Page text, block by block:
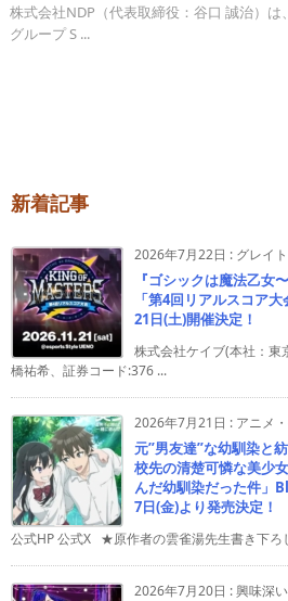
株式会社NDP（代表取締役：谷口 誠治）
グループ S ...
新着記事
2026年7月22日 : グレイト
『ゴシックは魔法乙女
「第4回リアルスコア
21日(土)開催決定！
株式会社ケイブ(本社：東
橋祐希、証券コード:376 ...
2026年7月21日 : アニメ
元”男友達”な幼馴染と
校先の清楚可憐な美少
んだ幼馴染だった件」
7日(金)より発売決定！
公式HP 公式X ★原作者の雲雀湯先生書き下ろ
2026年7月20日 :興味深い